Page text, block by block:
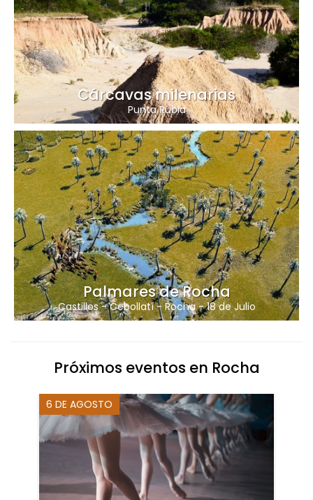
Cárcavas milenarias
Punta Rubia
Palmares de Rocha
Castillos-Cebollatí-Rocha-18 de Julio
Próximos eventos en Rocha
6 DE AGOSTO